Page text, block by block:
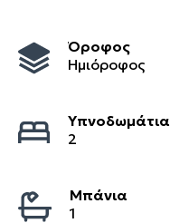
Όροφος
Ημιόροφος
Υπνοδωμάτια
2
Μπάνια
1